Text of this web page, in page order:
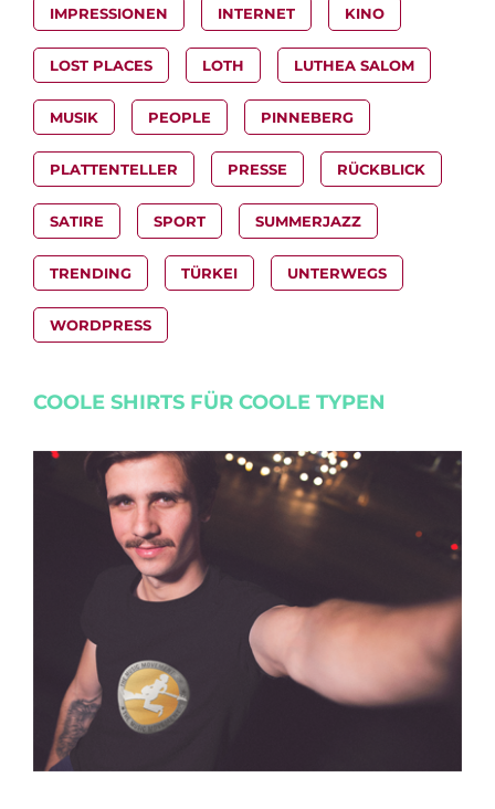
IMPRESSIONEN INTERNET KINO
LOST PLACES LOTH LUTHEA SALOM
MUSIK PEOPLE PINNEBERG
PLATTENTELLER PRESSE RÜCKBLICK
SATIRE SPORT SUMMERJAZZ
TRENDING TÜRKEI UNTERWEGS
WORDPRESS
COOLE SHIRTS FÜR COOLE TYPEN